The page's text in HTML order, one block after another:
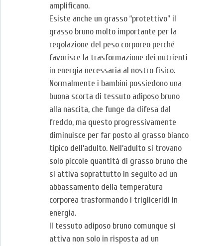
amplificano.
Esiste anche un grasso “protettivo” il
grasso bruno molto importante per la
regolazione del peso corporeo perché
favorisce la trasformazione dei nutrienti
in energia necessaria al nostro fisico.
Normalmente i bambini possiedono una
buona scorta di tessuto adiposo bruno
alla nascita, che funge da difesa dal
freddo, ma questo progressivamente
diminuisce per far posto al grasso bianco
tipico dell’adulto. Nell’adulto si trovano
solo piccole quantità di grasso bruno che
si attiva soprattutto in seguito ad un
abbassamento della temperatura
corporea trasformando i trigliceridi in
energia.
Il tessuto adiposo bruno comunque si
attiva non solo in risposta ad un